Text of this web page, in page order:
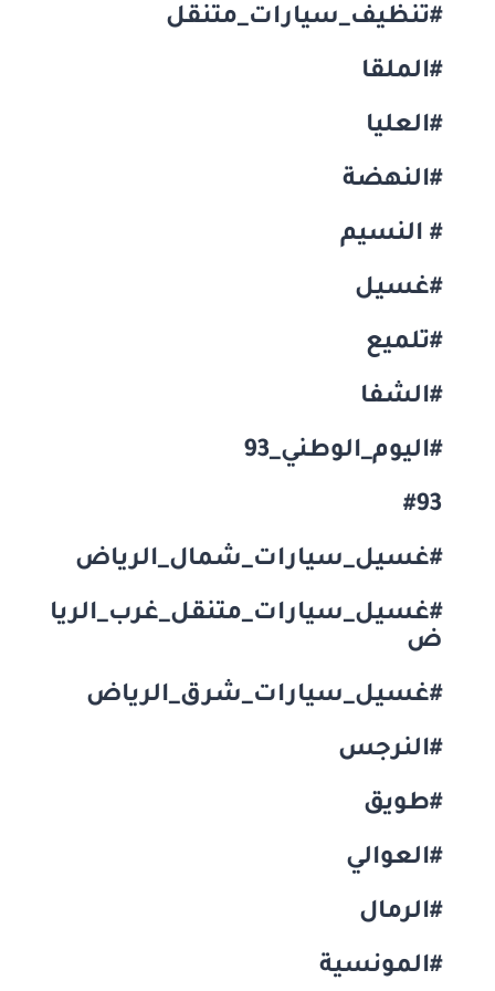
#تنظيف_سيارات_متنقل
#الملقا
#العليا
#النهضة
# النسيم
#غسيل
#تلميع
#الشفا
#اليوم_الوطني_93
#93
#غسيل_سيارات_شمال_الرياض
#غسيل_سيارات_متنقل_غرب_الريا
ض
#غسيل_سيارات_شرق_الرياض
#النرجس
#طويق
#العوالي
#الرمال
#المونسية